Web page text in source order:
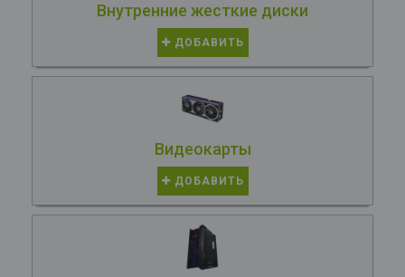
Внутренние жесткие диски
ДОБАВИТЬ
Видеокарты
ДОБАВИТЬ